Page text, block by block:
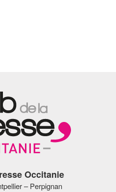
Occitanie
– Perpignan